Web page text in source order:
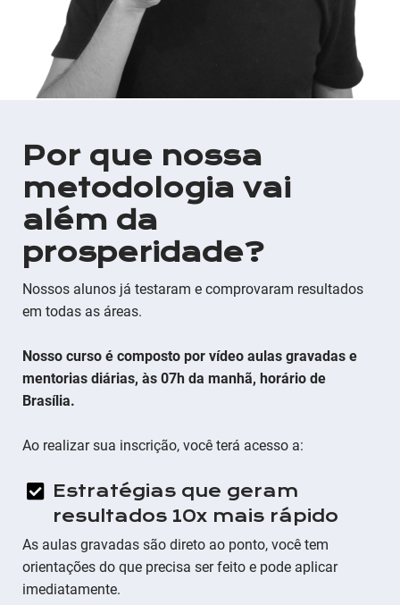
Por que nossa
metodologia vai
além da
prosperidade?
Nossos alunos já testaram e comprovaram resultados
em todas as áreas.
Nosso curso é composto por vídeo aulas gravadas e
mentorias diárias, às 07h da manhã, horário de
Brasília.
Ao realizar sua inscrição, você terá acesso a:
Estratégias que geram
resultados 10x mais rápido
As aulas gravadas são direto ao ponto, você tem
orientações do que precisa ser feito e pode aplicar
imediatamente.